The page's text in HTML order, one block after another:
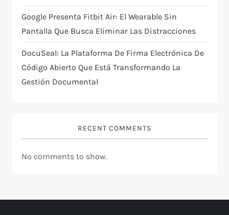
Google Presenta Fitbit Air: El Wearable Sin
Pantalla Que Busca Eliminar Las Distracciones
DocuSeal: La Plataforma De Firma Electrónica De
Código Abierto Que Está Transformando La
Gestión Documental
RECENT COMMENTS
No comments to show.